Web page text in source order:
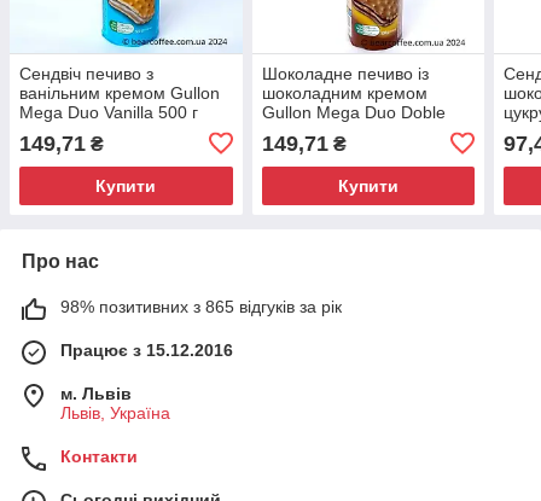
Сендвіч печиво з
ванільним кремом Gullon
Mega Duo Vanilla 500 г
149,71 ₴
Купити
Шоколадне печиво із
шоколадним кремом
Gullon Mega Duo Doble
149,71₴
Купити
Про нас
98% позитивних з 865 відгуків за рік
Працює з 15.12.2016
м. Львів
Львів, Україна
Контакти